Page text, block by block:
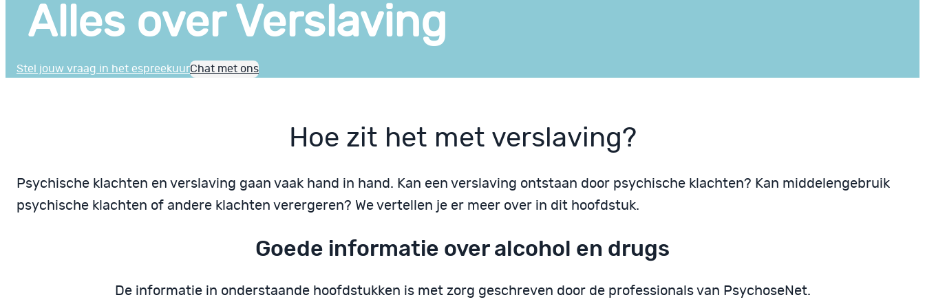
Alles over Verslaving
Stel jouw vraag in het espreekuurChat met ons
Hoe zit het met verslaving?
Psychische klachten en verslaving gaan vaak hand in hand. Kan een verslaving ontstaan door psychische klachten? Kan middelengebruik
psychische klachten of andere klachten verergeren? We vertellen je er meer over in dit hoofdstuk.
Goede informatie over alcohol en drugs
De informatie in onderstaande hoofdstukken is met zorg geschreven door de professionals van PsychoseNet.